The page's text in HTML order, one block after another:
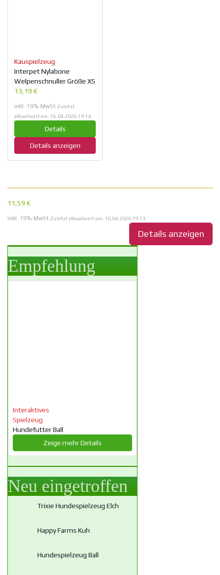
Kauspielzeug
Interpet Nylabone
Welpenschnuller Größe XS
13,19 €
inkl. 19% MwSt.Zuletzt
aktualisiert am: 16.04.2026 19:14
Details
Details anzeigen
11,59 €
inkl. 19% MwSt.Zuletzt aktualisiert am: 16.04.2026 19:13
Details anzeigen
Empfehlung
Interaktives
Spielzeug
Hundefutter Ball
Zeige mehr Details
Neu eingetroffen
Trixie Hundespielzeug Elch
Happy Farms Kuh
Hundespielzeug Ball